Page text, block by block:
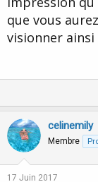
que vous
visionner
celinemily
Membre
17 Juin 2017